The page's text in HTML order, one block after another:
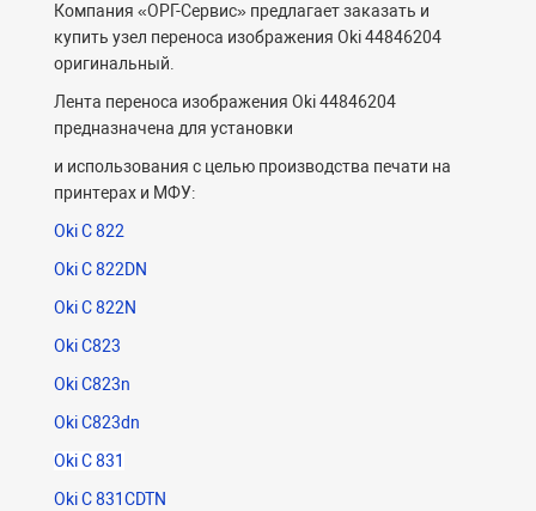
Компания «ОРГ-Сервис» предлагает заказать и
купить узел переноса изображения Oki 44846204
оригинальный.
Лента переноса изображения Oki 44846204
предназначена для установки
и использования с целью производства печати на
принтерах и МФУ:
Oki C 822
Oki C 822DN
Oki C 822N
Oki C823
Oki C823n
Oki C823dn
Oki C 831
Oki C 831CDTN